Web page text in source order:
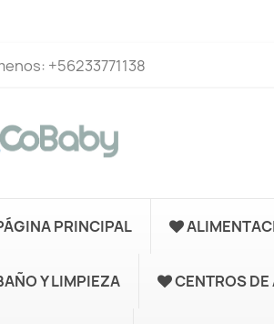
+56233771138
PRINCIPAL
Y LIMPIEZA CENTROS